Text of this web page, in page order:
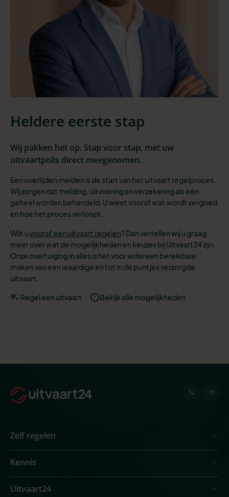
Heldere eerste stap
Wij pakken het op. Stap voor stap, met uw
uitvaartpolis direct meegenomen.
Een overlijden melden is de start van het uitvaart regelproces.
Wij zorgen dat melding, uitvoering en verzekering als één
geheel worden behandeld. U weet vooraf wat wordt vergoed
en hoe het proces verloopt.
Wilt uvooraf een uitvaart regelen? Dan vertellen wij u graag
meer over wat de mogelijkheden en keuzes bij Uitvaart24 zijn.
Onze overtuiging in alles is het voor iedereen bereikbaar
maken van een waardige en tot in de puntjes verzorgde
uitvaart.
Regel een uitvaart Bekijk alle mogelijkheden
Zelf regelen
Kennis
Uitvaart24